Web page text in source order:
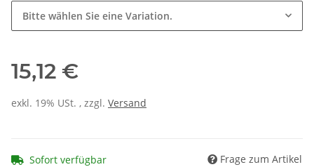
Bitte wählen Sie eine Variation.
15,12 €
exkl. 19% USt. , zzgl. Versand
Sofort verfügbar Frage zum Artikel